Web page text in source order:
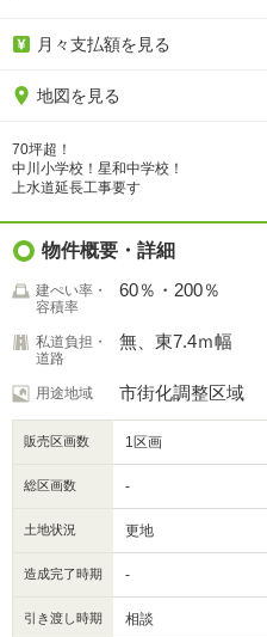
月々支払額を見る
地図を見る
70坪超！
中川小学校！星和中学校！
上水道延長工事要す
物件概要・詳細
建ぺい率・
容積率
60％・200％
私道負担・
道路
無、東7.4ｍ幅
用途地域 市街化調整区域
販売区画数 1区画
総区画数 -
土地状況 更地
造成完了時期 -
引き渡し時期 相談